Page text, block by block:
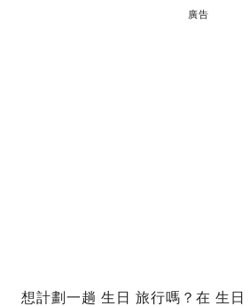
廣告
想計劃一趟 生日 旅行嗎？在 生日